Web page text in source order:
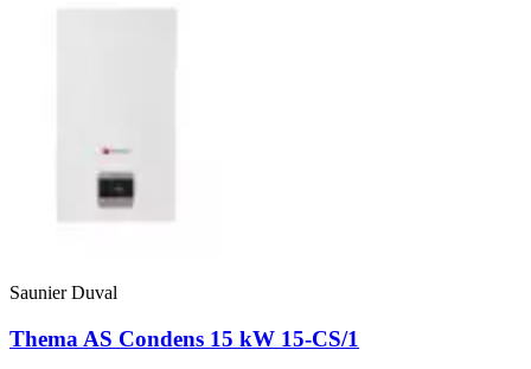
Saunier Duval
Thema AS Condens 15 kW 15-CS/1